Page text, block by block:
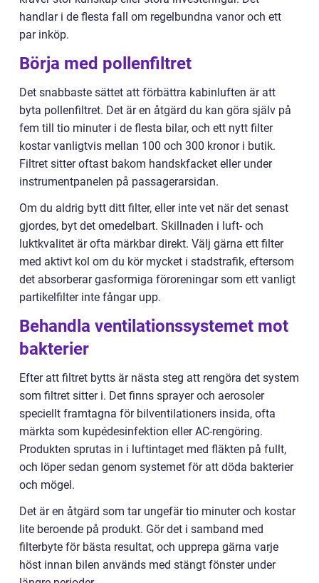
handlar i de flesta fall om regelbundna vanor och ett
par inköp.
Börja med pollenfiltret
Det snabbaste sättet att förbättra kabinluften är att
byta pollenfiltret. Det är en åtgärd du kan göra själv på
fem till tio minuter i de flesta bilar, och ett nytt filter
kostar vanligtvis mellan 100 och 300 kronor i butik.
Filtret sitter oftast bakom handskfacket eller under
instrumentpanelen på passagerarsidan.
Om du aldrig bytt ditt filter, eller inte vet när det senast
gjordes, byt det omedelbart. Skillnaden i luft- och
luktkvalitet är ofta märkbar direkt. Välj gärna ett filter
med aktivt kol om du kör mycket i stadstrafik, eftersom
det absorberar gasformiga föroreningar som ett vanligt
partikelfilter inte fångar upp.
Behandla ventilationssystemet mot
bakterier
Efter att filtret bytts är nästa steg att rengöra det system
som filtret sitter i. Det finns sprayer och aerosoler
speciellt framtagna för bilventilationers insida, ofta
märkta som kupédesinfektion eller AC-rengöring.
Produkten sprutas in i luftintaget med fläkten på fullt,
och löper sedan genom systemet för att döda bakterier
och mögel.
Det är en åtgärd som tar ungefär tio minuter och kostar
lite beroende på produkt. Gör det i samband med
filterbyte för bästa resultat, och upprepa gärna varje
höst innan bilen används med stängt fönster under